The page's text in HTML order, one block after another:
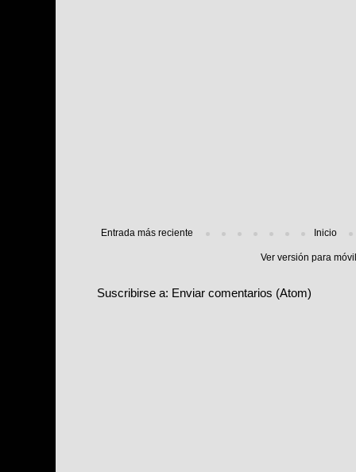
Entrada más reciente Inicio
Ver versión para
Suscribirse a: Enviar comentarios (Atom)